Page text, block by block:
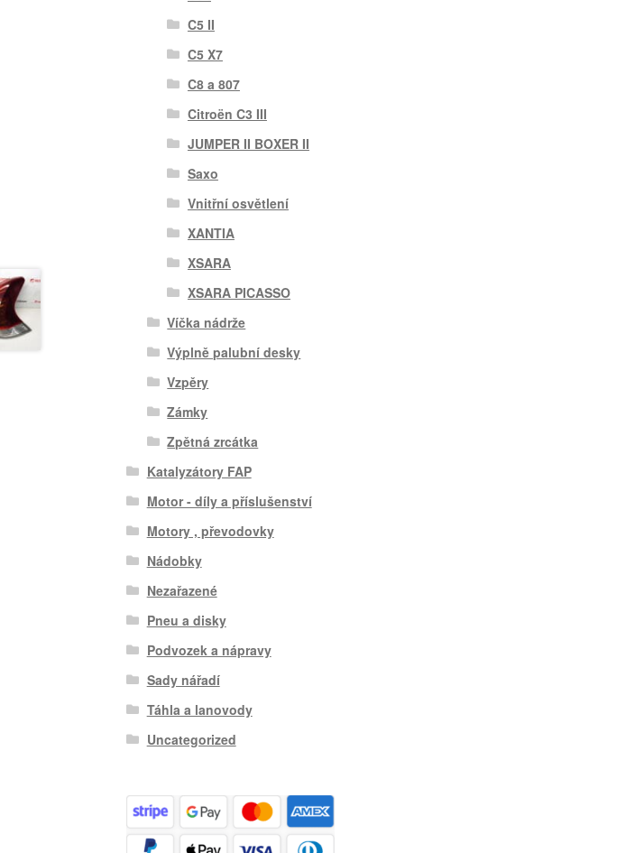
C5 II
C5 X7
C8 a 807
Citroën C3 III
JUMPER II BOXER II
Saxo
Vnitřní osvětlení
XANTIA
XSARA
XSARA PICASSO
Víčka nádrže
Výplně palubní desky
Vzpěry
Zámky
Zpětná zrcátka
Katalyzátory FAP
Motor - díly a příslušenství
Motory , převodovky
Nádobky
Nezařazené
Pneu a disky
Podvozek a nápravy
Sady nářadí
Táhla a lanovody
Uncategorized